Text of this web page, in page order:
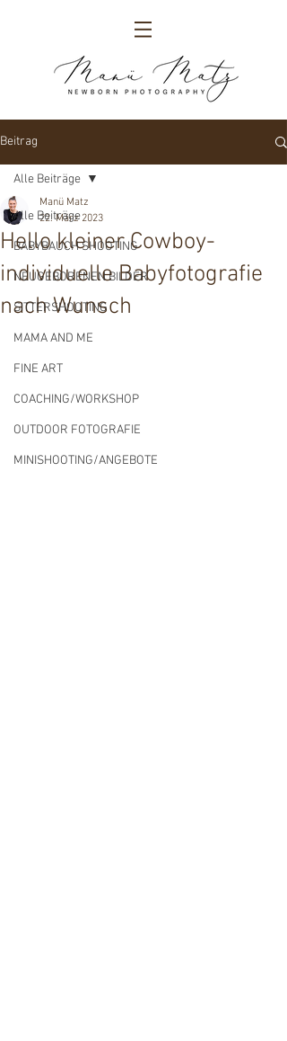
Beitrag
Alle Beiträge
BABYBAUCH SHOOTING
NEUGEBORENEN BILDER
SITTERSHOOTING
MAMA AND ME
FINE ART
COACHING/WORKSHOP
OUTDOOR FOTOGRAFIE
MINISHOOTING/ANGEBOTE
Alle Beiträge
Hello kleiner Cowboy-
individuelle Babyfotografie
nach Wunsch
Manü Matz
22. März 2023